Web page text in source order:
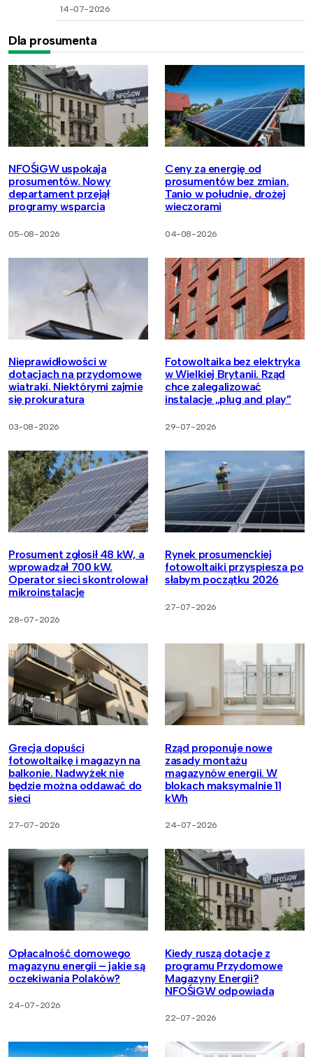
14-07-2026
Dla prosumenta
NFOŚiGW uspokaja
prosumentów. Nowy
departament przejął
programy wsparcia
05-08-2026
Ceny za energię od
prosumentów bez zmian.
Tanio w południe, drożej
wieczorami
04-08-2026
Nieprawidłowości w
dotacjach na przydomowe
wiatraki. Niektórymi zajmie
się prokuratura
03-08-2026
Fotowoltaika bez elektryka
w Wielkiej Brytanii. Rząd
chce zalegalizować
instalacje „plug and play”
29-07-2026
Prosument zgłosił 48 kW, a
wprowadzał 700 kW.
Operator sieci skontrolował
mikroinstalacje
28-07-2026
Rynek prosumenckiej
fotowoltaiki przyspiesza po
słabym początku 2026
27-07-2026
Grecja dopuści
fotowoltaikę i magazyn na
balkonie. Nadwyżek nie
będzie można oddawać do
sieci
27-07-2026
Rząd proponuje nowe
zasady montażu
magazynów energii. W
blokach maksymalnie 11
kWh
24-07-2026
Opłacalność domowego
magazynu energii – jakie są
oczekiwania Polaków?
24-07-2026
Kiedy ruszą dotacje z
programu Przydomowe
Magazyny Energii?
NFOŚiGW odpowiada
22-07-2026